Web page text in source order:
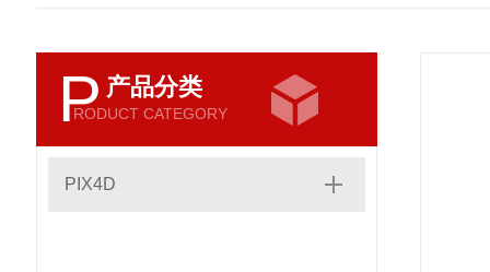
P 产品分类
RODUCT CATEGORY
PIX4D